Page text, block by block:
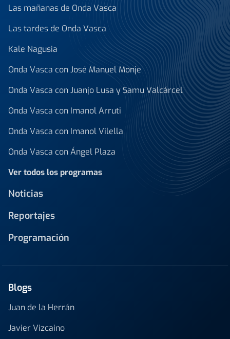
Las mañanas de Onda Vasca
Las tardes de Onda Vasca
Kale Nagusia
Onda Vasca con José Manuel Monje
Onda Vasca con Juanjo Lusa y Samu Valcárcel
Onda Vasca con Imanol Arruti
Onda Vasca con Imanol Vilella
Onda Vasca con Ángel Plaza
Ver todos los programas
Noticias
Reportajes
Programación
Blogs
Juan de la Herrán
Javier Vizcaino